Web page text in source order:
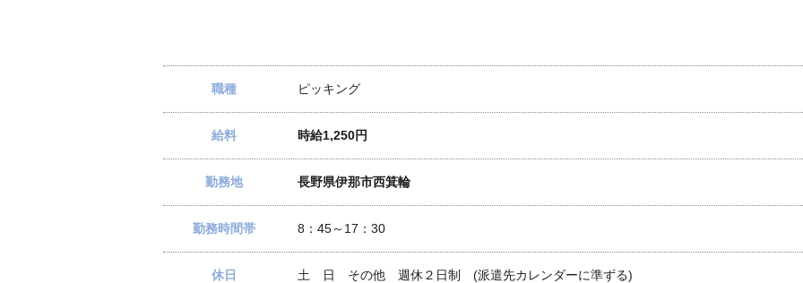
職種 ピッキング
給料 時給1,250円
勤務地 長野県伊那市西箕輪
勤務時間帯 8：45～17：30
休日 土 日 その他 週休２日制 (派遣先カレンダーに準ずる)